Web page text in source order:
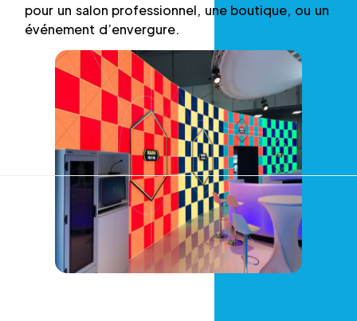
pour un salon professionnel, une boutique, ou un
événement d’envergure.